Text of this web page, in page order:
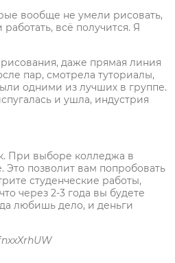
вообще не умели рисовать,
всё получится. Я
даже прямая линия
пар, смотрела туториалы,
одними из лучших в группе.
и ушла, индустрия
При выборе колледжа в
позволит вам попробовать
студенческие работы,
через 2-3 года вы будете
любишь дело, и деньги